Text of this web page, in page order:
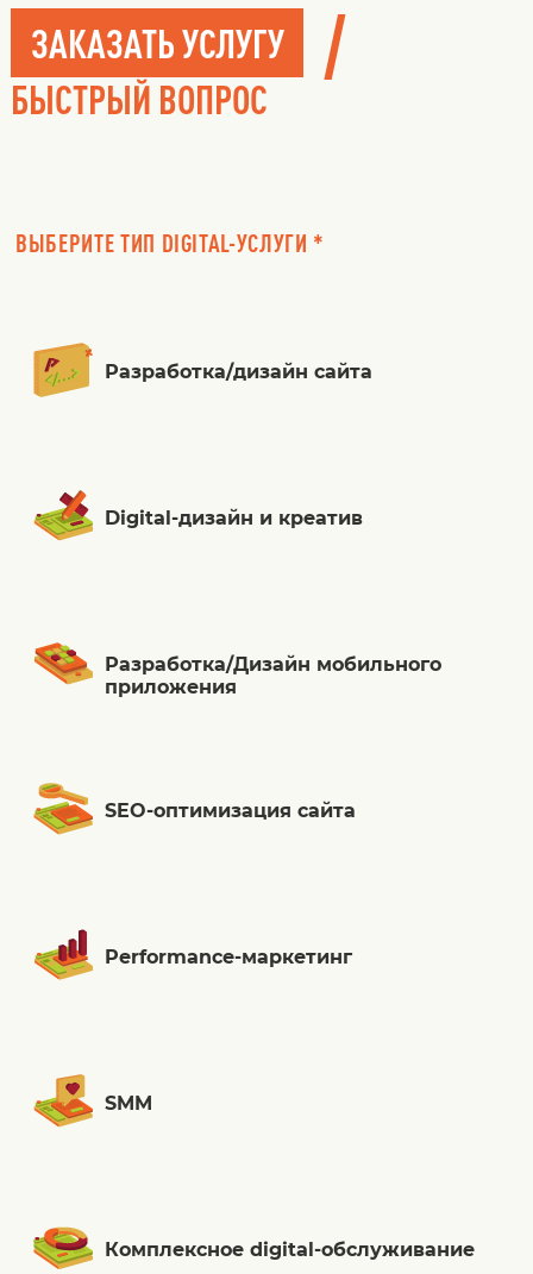
ЗАКАЗАТЬ УСЛУГУ /
БЫСТРЫЙ ВОПРОС
ВЫБЕРИТЕ ТИП DIGITAL-УСЛУГИ *
Разработка/дизайн сайта
Digital-дизайн и креатив
Разработка/Дизайн мобильного
приложения
SEO-оптимизация сайта
Performance-маркетинг
SMM
Комплексное digital-обслуживание